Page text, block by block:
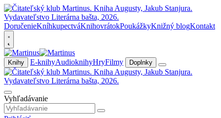
DoručenieKníhkupectváKnihovrátokPoukážkyKnižný blogKontakt
Knihy E-knihyAudioknihyHryFilmy Doplnky
Vyhľadávanie